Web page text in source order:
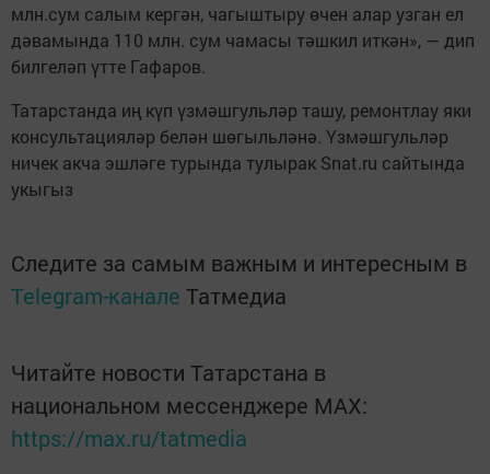
млн.сум салым кергән, чагыштыру өчен алар узган ел
дәвамында 110 млн. сум чамасы тәшкил иткән», — дип
билгеләп үтте Гафаров.
Татарстанда иң күп үзмәшгульләр ташу, ремонтлау яки
консультацияләр белән шөгыльләнә. Үзмәшгульләр
ничек акча эшләге турында тулырак Snat.ru сайтында
укыгыз
Следите за самым важным и интересным в
Telegram-канале Татмедиа
Читайте новости Татарстана в
национальном мессенджере MАХ:
https://max.ru/tatmedia